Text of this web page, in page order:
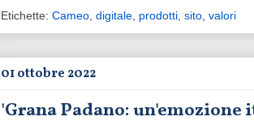
Etichette: Cameo, digitale, prodotti, sito, valori
01 ottobre 2022
'Grana Padano: